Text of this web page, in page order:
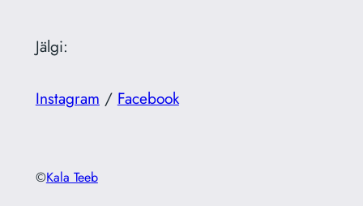
Jälgi:
Instagram / Facebook
©Kala Teeb